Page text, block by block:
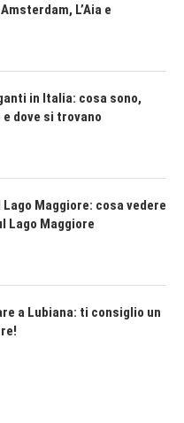
L’Aia e
in Italia: cosa sono,
dove si trovano
Lago Maggiore: cosa vedere
Lago Maggiore
a Lubiana: ti consiglio un